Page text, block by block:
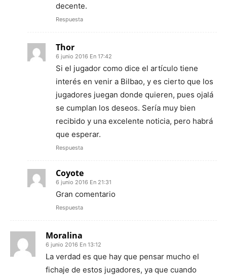
decente.
Respuesta
Thor
6 junio 2016 En 17:42
Si el jugador como dice el artículo tiene
interés en venir a Bilbao, y es cierto que los
jugadores juegan donde quieren, pues ojalá
se cumplan los deseos. Sería muy bien
recibido y una excelente noticia, pero habrá
que esperar.
Respuesta
Coyote
6 junio 2016 En 21:31
Gran comentario
Respuesta
Moralina
6 junio 2016 En 13:12
La verdad es que hay que pensar mucho el
fichaje de estos jugadores, ya que cuando